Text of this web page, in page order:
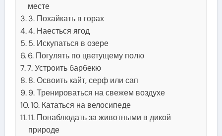
месте
3. Похайкать в горах
4. Наесться ягод
5. Искупаться в озере
6. Погулять по цветущему полю
7. Устроить барбекю
8. Освоить кайт, серф или сап
9. Тренироваться на свежем воздухе
10. Кататься на велосипеде
11. Понаблюдать за животными в дикой
природе